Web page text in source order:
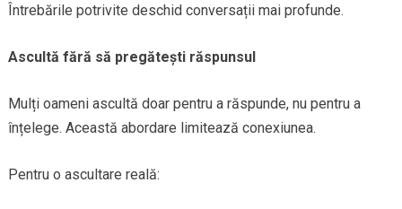
Întrebările potrivite deschid conversații mai profunde.
Ascultă fără să pregătești răspunsul
Mulți oameni ascultă doar pentru a răspunde, nu pentru a
înțelege. Această abordare limitează conexiunea.
Pentru o ascultare reală: